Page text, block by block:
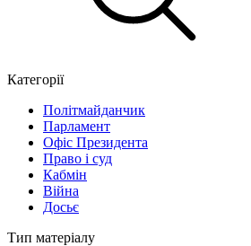
Категорії
Політмайданчик
Парламент
Офіс Президента
Право і суд
Кабмін
Війна
Досьє
Тип матеріалу